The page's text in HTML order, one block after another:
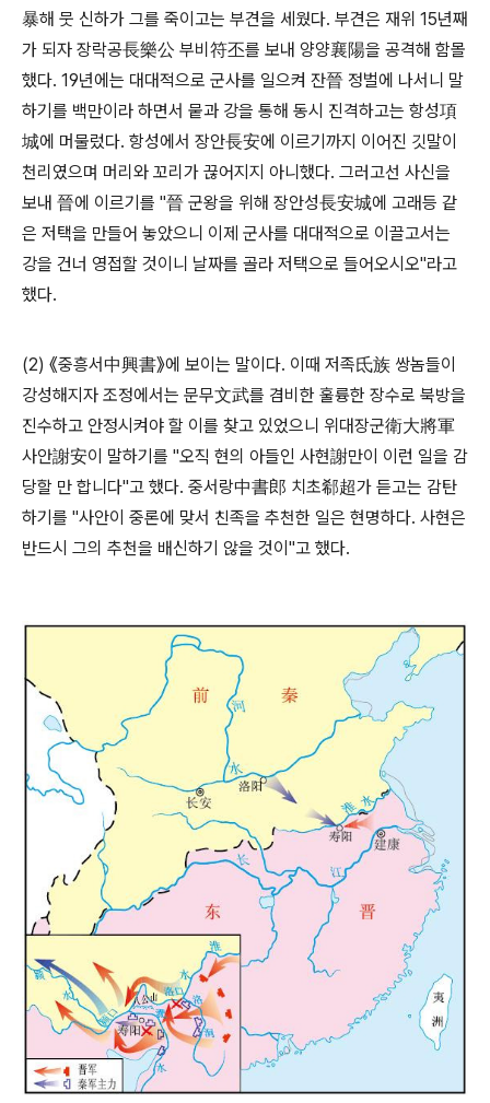
暴해 뭇 신하가 그를 죽이고는 부견을 세웠다. 부견은 재위 15년째
가 되자 장락공長樂公 부비符丕를 보내 양양襄陽을 공격해 함몰
했다. 19년에는 대대적으로 군사를 일으켜 잔晉 정벌에 나서니 말
하기를 백만이라 하면서 뭍과 강을 통해 동시 진격하고는 항성項
城에 머물렀다. 항성에서 장안長安에 이르기까지 이어진 깃말이
천리였으며 머리와 꼬리가 끊어지지 아니했다. 그러고선 사신을
보내 晉에 이르기를 "晉 군왕을 위해 장안성長安城에 고래등 같
은 저택을 만들어 놓았으니 이제 군사를 대대적으로 이끌고서는
강을 건너 영접할 것이니 날짜를 골라 저택으로 들어오시오"라고
했다.
(2) 《중흥서中興書》에 보이는 말이다. 이때 저족氐族 쌍놈들이
강성해지자 조정에서는 문무文武를 겸비한 훌륭한 장수로 북방을
진수하고 안정시켜야 할 이를 찾고 있었으니 위대장군衛大將軍
사안謝安이 말하기를 "오직 현의 아들인 사현謝만이 이런 일을 감
당할 만 합니다"고 했다. 중서랑中書郎 치초郗超가 듣고는 감탄
하기를 "사안이 중론에 맞서 친족을 추천한 일은 현명하다. 사현은
반드시 그의 추천을 배신하기 않을 것이"고 했다.